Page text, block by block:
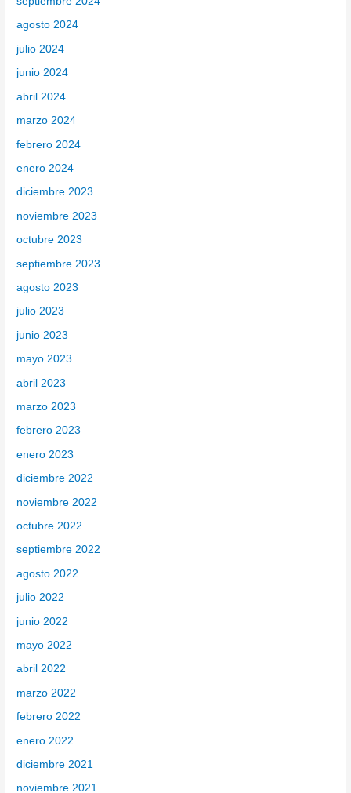
agosto 2024
julio 2024
junio 2024
abril 2024
marzo 2024
febrero 2024
enero 2024
diciembre 2023
noviembre 2023
octubre 2023
septiembre 2023
agosto 2023
julio 2023
junio 2023
mayo 2023
abril 2023
marzo 2023
febrero 2023
enero 2023
diciembre 2022
noviembre 2022
octubre 2022
septiembre 2022
agosto 2022
julio 2022
junio 2022
mayo 2022
abril 2022
marzo 2022
febrero 2022
enero 2022
diciembre 2021
noviembre 2021